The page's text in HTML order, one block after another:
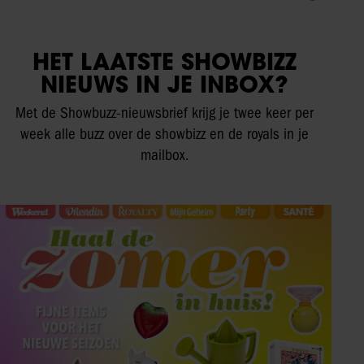
HET LAATSTE SHOWBIZZ
NIEUWS IN JE INBOX?
Met de Showbuzz-nieuwsbrief krijg je twee keer per
week alle buzz over de showbizz en de royals in je
mailbox.